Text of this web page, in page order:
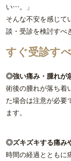
い…。」
そんな不安を感じて
談・受診を検討すべ
すぐ受診す
◎強い痛み・腫れが
術後の腫れが落ち着
た場合は注意が必要
ます。
◎ズキズキする痛み
時間の経過とともに